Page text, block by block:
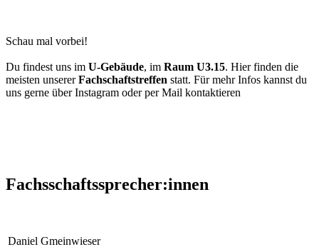
Schau mal vorbei!
Du findest uns im U-Gebäude, im Raum U3.15. Hier finden die
meisten unsererFachschaftstreffen statt. Für mehr Infos kannst du
uns gerne über Instagram oder per Mail kontaktieren
Fachsschaftssprecher:innen
Daniel Gmeinwieser